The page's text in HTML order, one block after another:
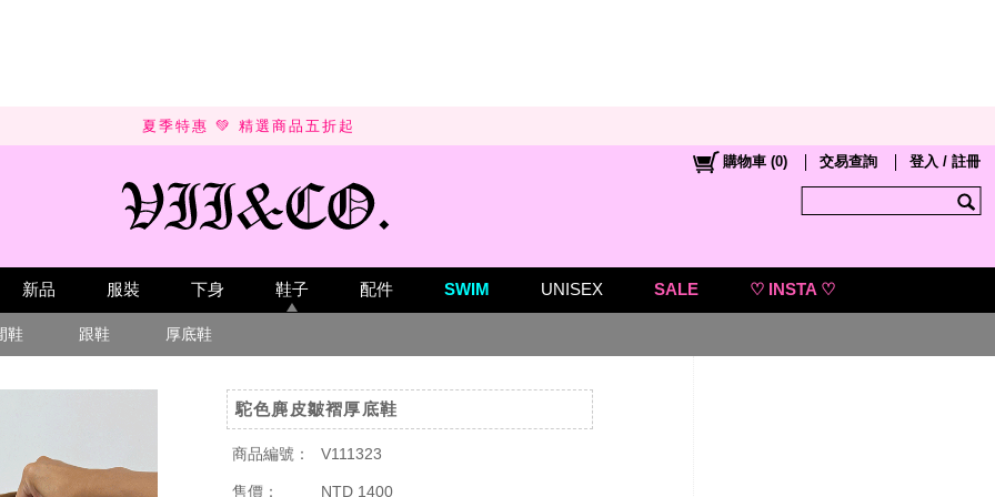
SUMMER SALE 💚 UP TO 50% OFF
新品 服裝 下身 鞋子 配件 SWIM UNISEX SALE ♡ INSTA ♡
購物車 (0) 交易查詢 登入 / 註冊
鞋 跟鞋 厚底鞋
駝色麂皮皺褶厚底鞋
商品編號： V111323
售價： NTD 1400